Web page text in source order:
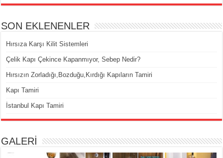
SON EKLENENLER
Hırsıza Karşı Kilit Sistemleri
Çelik Kapı Çekince Kapanmıyor, Sebep Nedir?
Hırsızın Zorladığı,Bozduğu,Kırdığı Kapıların Tamiri
Kapı Tamiri
İstanbul Kapı Tamiri
GALERİ